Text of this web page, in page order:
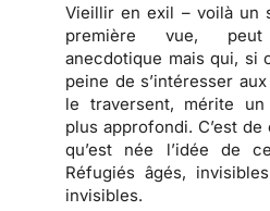
Vieillir en exil – voilà un
première vue, peut
anecdotique mais qui, si
peine de s’intéresser
le traversent, mérite un
plus approfondi. C’est
qu’est née l’idée de
Réfugiés âgés,
invisibles.